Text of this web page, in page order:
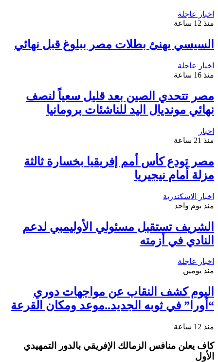
اخبار عاجلة
منذ 12 ساعة
السيسي يهنئ بطلات مصر ببلوغ قبل نهائي
اخبار عاجلة
منذ 16 ساعة
مصر تتحدي الصين بعد قليل سعياً لنصف
نهائي مونديال اليد للناشئات برومانيا
اخبار
منذ 21 ساعة
مصر تودع كأس أمم إفريقيا بخسارة ثالثة
مزلة أمام نيجيريا
اخبار الاسكندرية
منذ يوم واحد
الشريف تستقبل مسئولي الأوليمبي لدعم
النادي في أزمته
اخبار عاجلة
منذ يومين
اليوم كشف النقاب عن مواجهات دوري
“أورا” في ثوبه الجديد..موعد ومكان القرعة
منذ 12 ساعة
كاف يعلن منافس الزمالك الإفريقي بالدور التمهيدي
الأول